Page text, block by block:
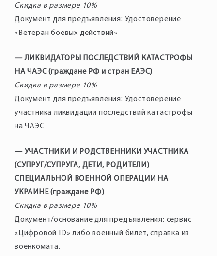
Скидка в размере 10%
Документ для предъявления: Удостоверение
«Ветеран боевых действий»
— ЛИКВИДАТОРЫ ПОСЛЕДСТВИЙ КАТАСТРОФЫ
НА ЧАЭС (граждане РФ и стран ЕАЭС)
Скидка в размере 10%
Документ для предъявления: Удостоверение
участника ликвидации последствий катастрофы
на ЧАЭС
— УЧАСТНИКИ И РОДСТВЕННИКИ УЧАСТНИКА
(СУПРУГ/СУПРУГА, ДЕТИ, РОДИТЕЛИ)
СПЕЦИАЛЬНОЙ ВОЕННОЙ ОПЕРАЦИИ НА
УКРАИНЕ (граждане РФ)
Скидка в размере 10%
Документ/основание для предъявления: сервис
«Цифровой ID» либо военный билет, справка из
военкомата.